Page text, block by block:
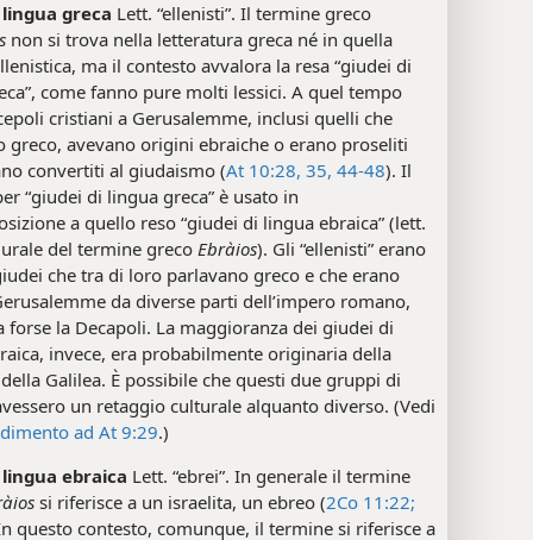
greca Lett. “ellenisti”. Il termine greco
non si trova nella letteratura greca né in quella
ma il contesto avvalora la resa “giudei di
come fanno pure molti lessici. A quel tempo
cristiani a Gerusalemme, inclusi quelli che
greco, avevano origini ebraiche o erano proseliti
convertiti al giudaismo (At 10:28, 35, 44-48). Il
“giudei di lingua greca” è usato in
a quello reso “giudei di lingua ebraica” (lett.
del termine greco Ebràios). Gli “ellenisti” erano
che tra di loro parlavano greco e che erano
da diverse parti dell’impero romano,
forse la Decapoli. La maggioranza dei giudei di
invece, era probabilmente originaria della
Galilea. È possibile che questi due gruppi di
un retaggio culturale alquanto diverso. (Vedi
ad At 9:29.)
ebraica Lett. “ebrei”. In generale il termine
si riferisce a un israelita, un ebreo (2Co 11:22;
questo contesto, comunque, il termine si riferisce a